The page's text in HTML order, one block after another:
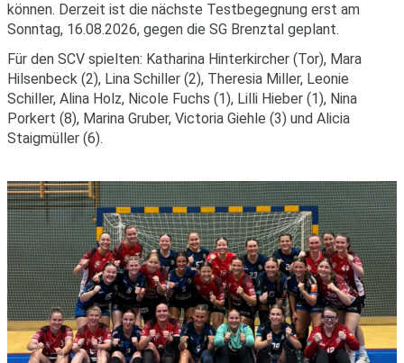
können. Derzeit ist die nächste Testbegegnung erst am
Sonntag, 16.08.2026, gegen die SG Brenztal geplant.
Für den SCV spielten: Katharina Hinterkircher (Tor), Mara
Hilsenbeck (2), Lina Schiller (2), Theresia Miller, Leonie
Schiller, Alina Holz, Nicole Fuchs (1), Lilli Hieber (1), Nina
Porkert (8), Marina Gruber, Victoria Giehle (3) und Alicia
Staigmüller (6).